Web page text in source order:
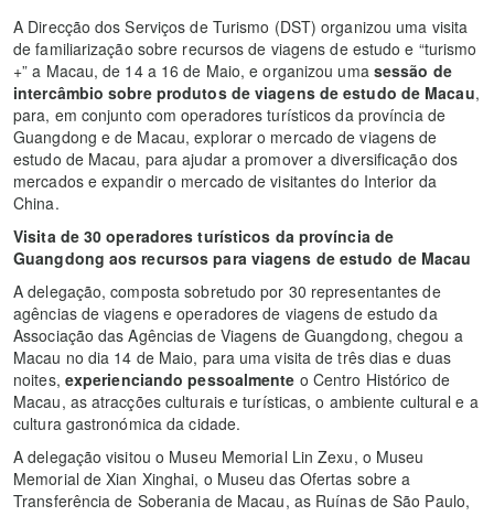
A Direcção dos Serviços de Turismo (DST) organizou uma visita
de familiarização sobre recursos de viagens de estudo e “turismo
+” a Macau, de 14 a 16 de Maio, e organizou uma sessão de
intercâmbio sobre produtos de viagens de estudo de Macau,
para, em conjunto com operadores turísticos da província de
Guangdong e de Macau, explorar o mercado de viagens de
estudo de Macau, para ajudar a promover a diversificação dos
mercados e expandir o mercado de visitantes do Interior da
China.
Visita de 30 operadores turísticos da província de
Guangdong aos recursos para viagens de estudo de Macau
A delegação, composta sobretudo por 30 representantes de
agências de viagens e operadores de viagens de estudo da
Associação das Agências de Viagens de Guangdong, chegou a
Macau no dia 14 de Maio, para uma visita de três dias e duas
noites, experienciando pessoalmente o Centro Histórico de
Macau, as atracções culturais e turísticas, o ambiente cultural e a
cultura gastronómica da cidade.
A delegação visitou o Museu Memorial Lin Zexu, o Museu
Memorial de Xian Xinghai, o Museu das Ofertas sobre a
Transferência de Soberania de Macau, as Ruínas de São Paulo,